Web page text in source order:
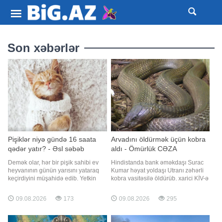
Son xəbərlər
Pişiklər niyə gündə 16 saata
qədər yatır? - Əsl səbəb
Demək olar, hər bir pişik sahibi ev
heyvanının günün yarısını yataraq
keçirdiyini müşahidə edib. Yetkin
və yaşlı pişiklər isə daha uzun
müddət yatır. Lakin bunun sadəcə
yalnız qismən doğrudur.
09.08.2026 173
Arvadını öldürmək üçün kobra
aldı - Ömürlük CƏZA
Hindistanda bank əməkdaşı Surac
Kumar həyat yoldaşı Utranı zəhərli
kobra vasitəsilə öldürüb. xarici KİV-ə
daha əvvəl də zəhərli ilan
sancmasından sağ çıxıb. 2020-ci ilin
sonra qadın uzun müddət müalicə
09.08.2026 295